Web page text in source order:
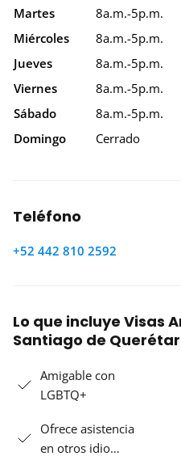
Martes
8a.m.-5p.m.
Miércoles
8a.m.-5p.m.
Jueves
8a.m.-5p.m.
Viernes
8a.m.-5p.m.
Sábado
8a.m.-5p.m.
Domingo
Cerrado
Teléfono
+52 442 810 2592
Lo que incluye Visas
Santiago de
Amigable con
LGBTQ+
Ofrece asistencia
en otros idio…